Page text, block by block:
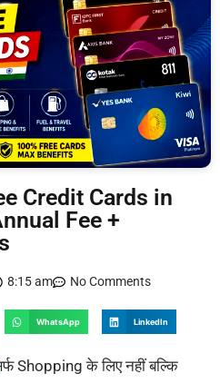
Credit Cards in
Fee +
8:15 am No Comments
WhatsApp LinkedIn
Shopping के लिए नहीं बल्कि